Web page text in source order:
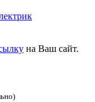
на Ваш сайт.